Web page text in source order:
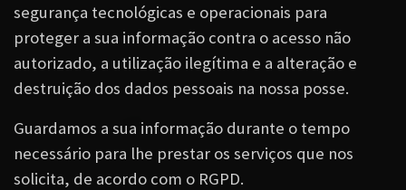
segurança tecnológicas e operacionais para
proteger a sua informação contra o acesso não
autorizado, a utilização ilegítima e a alteração e
destruição dos dados pessoais na nossa posse.
Guardamos a sua informação durante o tempo
necessário para lhe prestar os serviços que nos
solicita, de acordo com o RGPD.